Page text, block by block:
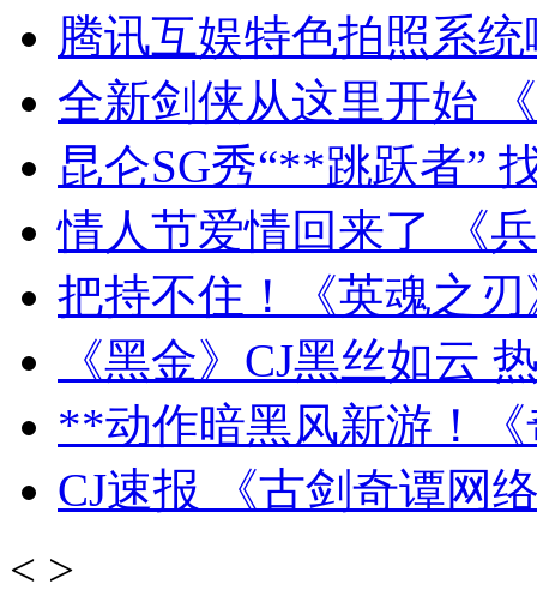
腾讯互娱特色拍照系统
全新剑侠从这里开始
昆仑SG秀“**跳跃者”
情人节爱情回来了 《
把持不住！《英魂之刃
《黑金》CJ黑丝如云
**动作暗黑风新游！
CJ速报 《古剑奇谭网
< >